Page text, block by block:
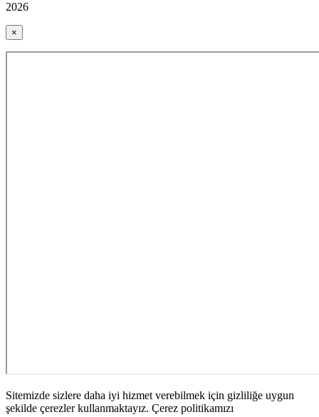
2026
×
Sitemizde sizlere daha iyi hizmet verebilmek için gizliliğe uygun
şekilde çerezler kullanmaktayız. Çerez politikamızı